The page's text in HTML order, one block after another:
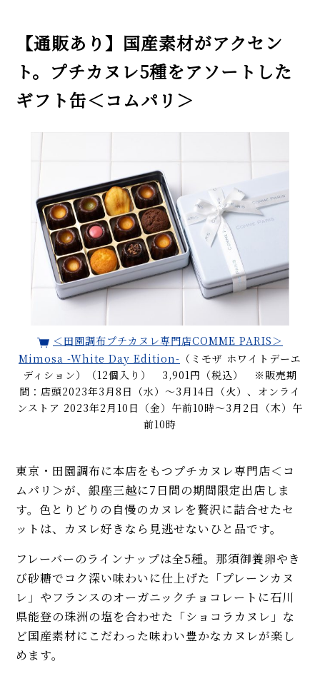
【通販あり】国産素材がアクセン
ト。プチカヌレ5種をアソートした
ギフト缶＜コムパリ＞
＜田園調布プチカヌレ専門店COMME PARIS＞
Mimosa -White Day Edition- （ミモザ ホワイトデーエ
ディション）（12個入り） 3,901円（税込） ※販売期
間：店頭2023年3月8日（水）～3月14日（火）、オンライ
ンストア 2023年2月10日（金）午前10時～3月2日（木）午
前10時
東京・田園調布に本店をもつプチカヌレ専門店＜コ
ムパリ＞が、銀座三越に7日間の期間限定出店しま
す。色とりどりの自慢のカヌレを贅沢に詰合せたセ
ットは、カヌレ好きなら見逃せないひと品です。
フレーバーのラインナップは全5種。那須御養卵やき
び砂糖でコク深い味わいに仕上げた「プレーンカヌ
レ」やフランスのオーガニックチョコレートに石川
県能登の珠洲の塩を合わせた「ショコラカヌレ」な
ど国産素材にこだわった味わい豊かなカヌレが楽し
めます。